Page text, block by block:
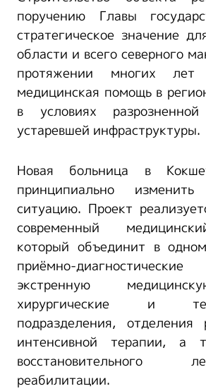
поручению Главы
стратегическое значение
области и всего северного
протяжении многих лет
медицинская помощь в
в условиях
устаревшей инфраструктуры.
Новая больница в
принципиально изменить
ситуацию. Проект
современный
который объединит в
приёмно-
экстренную
хирургические и
подразделения,
интенсивной терапии, а
реабилитации.